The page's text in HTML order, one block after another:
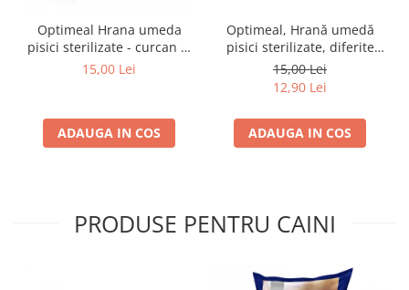
Optimeal Hrana umeda
pisici sterilizate - curcan si
pui in sos, set 3+1,
15,00 Lei
ADAUGA IN COS
Optimeal, Hrană umedă
pisici sterilizate, diferite
arome, (3+1), 0.34kg
15,00 Lei
12,90 Lei
ADAUGA IN COS
PRODUSE PENTRU CAINI